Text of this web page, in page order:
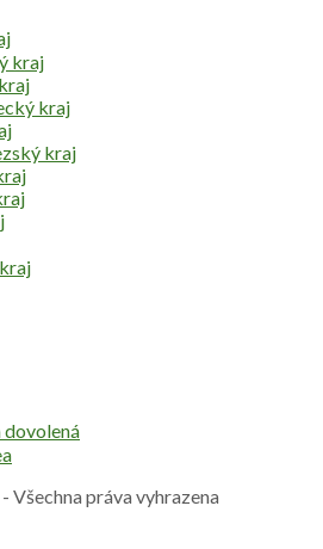
kraj
kraj
kraj
- Všechna práva vyhrazena